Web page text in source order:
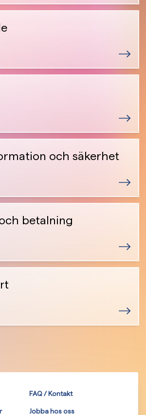
och säkerhet
betalning
FAQ / Kontakt
Jobba hos oss